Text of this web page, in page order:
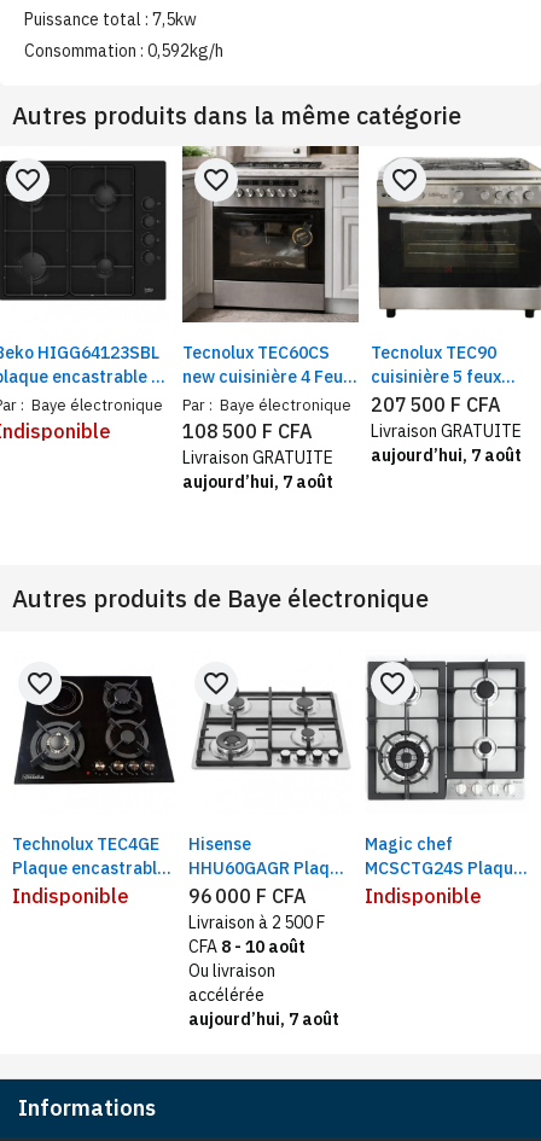
Puissance total : 7,5kw
Consommation : 0,592kg/h
Autres produits dans la même catégorie
HIGG64123SBL
encastrable 4
gaz Noir 7900 W
: Baye électronique
favorite_border
Tecnolux TEC60CS
new cuisinière 4 Feux
60x60 Inox, four à gaz
+ grill avec
tournebroche
Par : Baye électronique
favorite_border
108 500 F CFA
Livraison GRATUITE
aujourd’hui, 7 août
Tecnolux TEC90
cuisinière 5 feux
90X60 inox, four à
+ grill avec
tournebroche
favorite_border
207 500 F CFA
Livraison GRATUITE
aujourd’hui, 7 août
Autres produits de Baye électronique
Technolux TEC4GE
Plaque encastrable
3Feux à Gaz et
favorite_border
Indisponible
Hisense
HHU60GAGR Plaque
encastrable | 4Feux
à Gaz 60X60 Inox
favorite_border
96 000 F CFA
Livraison à 2 500 F
CFA 8 - 10 août
Ou livraison
accélérée
aujourd’hui, 7 août
Magic chef
MCSCTG24S Plaque
encastrable | 4feux
favorite_border
Indisponible
Informations